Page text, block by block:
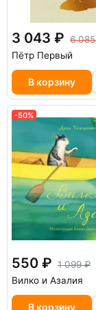
3 043
6 085
Пётр Первый
В корзину
-50%
550
1 099
Вилко и Азалия
В корзину